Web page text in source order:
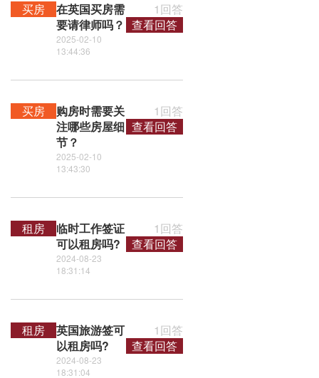
买房
在英国买房需
要请律师吗？
2025-02-10
13:44:36
1回答
查看回答
买房
购房时需要关
注哪些房屋细
节？
2025-02-10
13:43:30
1回答
查看回答
租房
临时工作签证
可以租房吗?
2024-08-23
18:31:14
1回答
查看回答
租房
英国旅游签可
以租房吗?
2024-08-23
18:31:04
1回答
查看回答